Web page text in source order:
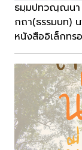
ธมฺมปทวณฺณนา
กถา(ธรรมบท)
หนังสืออิเล็กทร